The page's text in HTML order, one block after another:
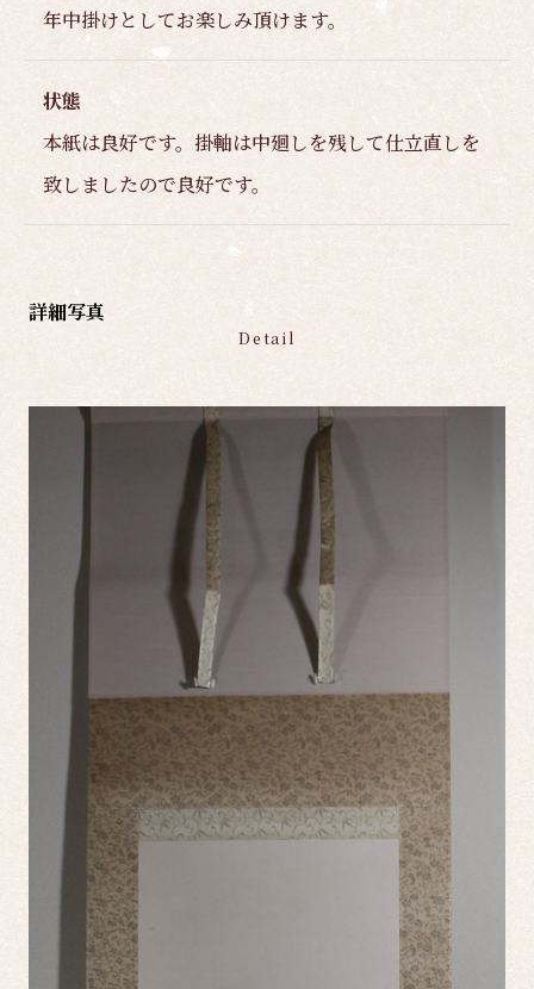
年中掛けとしてお楽しみ頂けます。
状態
本紙は良好です。掛軸は中廻しを残して仕立直しを
致しましたので良好です。
詳細写真
Detail